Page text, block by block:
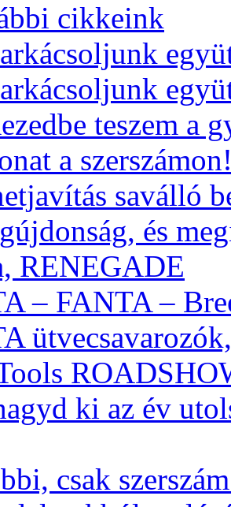
cikkeink
teszem a
a
saválló
és
RENEGADE
– FANTA –
ki az év
csak